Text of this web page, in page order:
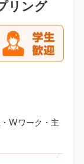
リング
Wワーク・主